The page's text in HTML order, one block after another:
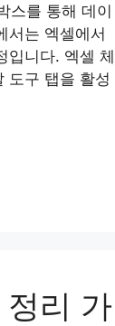
스를 통해 데이
서는 엑셀에서
입니다. 엑셀 체
도구 탭을 활성
리 가